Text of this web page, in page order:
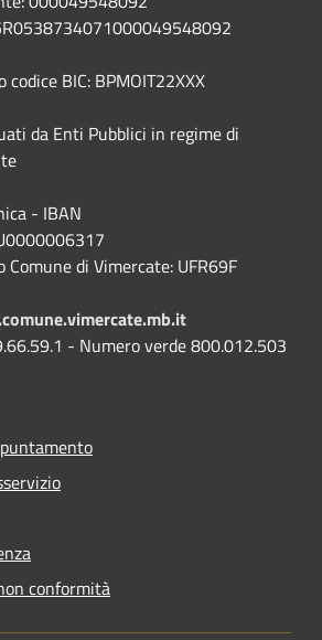
BIC: BPMOIT22XXX
da Enti Pubblici in regime di
- IBAN
Comune di Vimercate: UFR69F
- Numero verde 800.012.503
conformità